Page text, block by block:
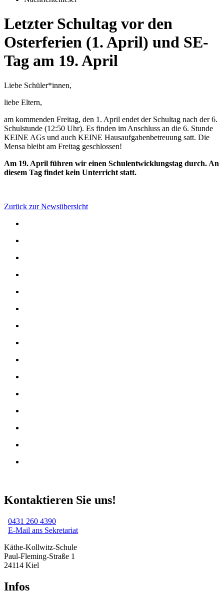
Letzter Schultag vor den
Osterferien (1. April) und SE-
Tag am 19. April
Liebe Schüler*innen,
liebe Eltern,
am kommenden Freitag, den 1. April endet der Schultag nach der 6.
Schulstunde (12:50 Uhr). Es finden im Anschluss an die 6. Stunde
KEINE AGs und auch KEINE Hausaufgabenbetreuung satt. Die
Mensa bleibt am Freitag geschlossen!
Am 19. April führen wir einen Schulentwicklungstag durch. An
diesem Tag findet kein Unterricht statt.
Zurück zur Newsübersicht
Kontaktieren Sie uns!
0431 260 4390
E-Mail ans Sekretariat
Käthe-Kollwitz-Schule
Paul-Fleming-Straße 1
24114 Kiel
Infos